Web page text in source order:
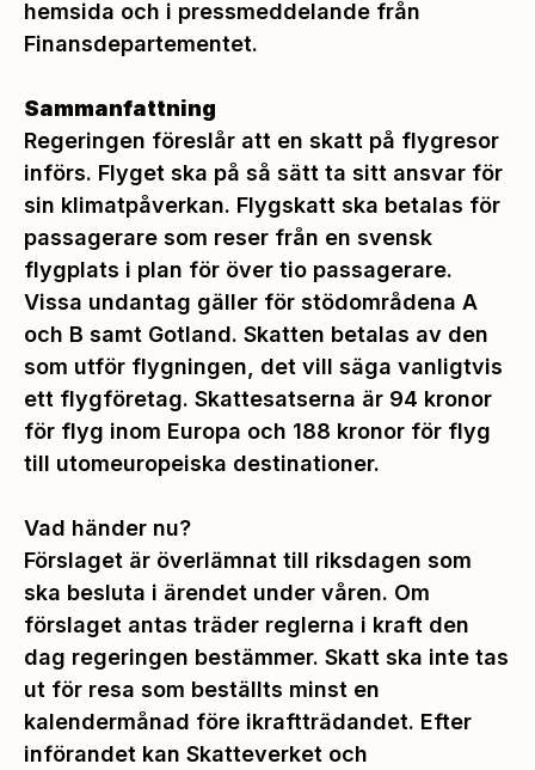
hemsida och i pressmeddelande från
Finansdepartementet.
Sammanfattning
Regeringen föreslår att en skatt på flygresor
införs. Flyget ska på så sätt ta sitt ansvar för
sin klimatpåverkan. Flygskatt ska betalas för
passagerare som reser från en svensk
flygplats i plan för över tio passagerare.
Vissa undantag gäller för stödområdena A
och B samt Gotland. Skatten betalas av den
som utför flygningen, det vill säga vanligtvis
ett flygföretag. Skattesatserna är 94 kronor
för flyg inom Europa och 188 kronor för flyg
till utomeuropeiska destinationer.
Vad händer nu?
Förslaget är överlämnat till riksdagen som
ska besluta i ärendet under våren. Om
förslaget antas träder reglerna i kraft den
dag regeringen bestämmer. Skatt ska inte tas
ut för resa som beställts minst en
kalendermånad före ikraftträdandet. Efter
införandet kan Skatteverket och